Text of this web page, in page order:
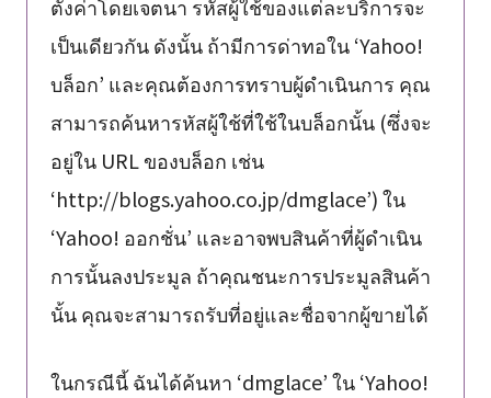
ตั้งค่าโดยเจตนา รหัสผู้ใช้ของแต่ละบริการจะ
เป็นเดียวกัน ดังนั้น ถ้ามีการด่าทอใน ‘Yahoo!
บล็อก’ และคุณต้องการทราบผู้ดำเนินการ คุณ
สามารถค้นหารหัสผู้ใช้ที่ใช้ในบล็อกนั้น (ซึ่งจะ
อยู่ใน URL ของบล็อก เช่น
‘http://blogs.yahoo.co.jp/dmglace’) ใน
‘Yahoo! ออกชั่น’ และอาจพบสินค้าที่ผู้ดำเนิน
การนั้นลงประมูล ถ้าคุณชนะการประมูลสินค้า
นั้น คุณจะสามารถรับที่อยู่และชื่อจากผู้ขายได้
ในกรณีนี้ ฉันได้ค้นหา ‘dmglace’ ใน ‘Yahoo!